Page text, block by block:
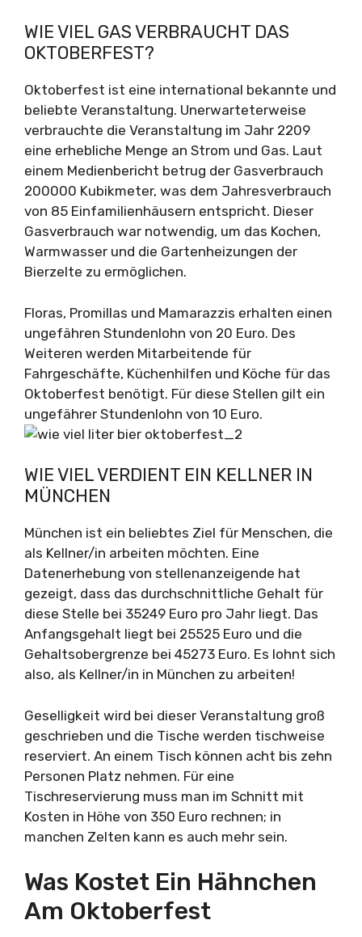
WIE VIEL GAS VERBRAUCHT DAS
OKTOBERFEST?
Oktoberfest ist eine international bekannte und
beliebte Veranstaltung. Unerwarteterweise
verbrauchte die Veranstaltung im Jahr 2209
eine erhebliche Menge an Strom und Gas. Laut
einem Medienbericht betrug der Gasverbrauch
200000 Kubikmeter, was dem Jahresverbrauch
von 85 Einfamilienhäusern entspricht. Dieser
Gasverbrauch war notwendig, um das Kochen,
Warmwasser und die Gartenheizungen der
Bierzelte zu ermöglichen.
Floras, Promillas und Mamarazzis erhalten einen
ungefähren Stundenlohn von 20 Euro. Des
Weiteren werden Mitarbeitende für
Fahrgeschäfte, Küchenhilfen und Köche für das
Oktoberfest benötigt. Für diese Stellen gilt ein
ungefährer Stundenlohn von 10 Euro.
WIE VIEL VERDIENT EIN KELLNER IN
MÜNCHEN
München ist ein beliebtes Ziel für Menschen, die
als Kellner/in arbeiten möchten. Eine
Datenerhebung von stellenanzeigende hat
gezeigt, dass das durchschnittliche Gehalt für
diese Stelle bei 35249 Euro pro Jahr liegt. Das
Anfangsgehalt liegt bei 25525 Euro und die
Gehaltsobergrenze bei 45273 Euro. Es lohnt sich
also, als Kellner/in in München zu arbeiten!
Geselligkeit wird bei dieser Veranstaltung groß
geschrieben und die Tische werden tischweise
reserviert. An einem Tisch können acht bis zehn
Personen Platz nehmen. Für eine
Tischreservierung muss man im Schnitt mit
Kosten in Höhe von 350 Euro rechnen; in
manchen Zelten kann es auch mehr sein.
Was Kostet Ein Hähnchen
Am Oktoberfest